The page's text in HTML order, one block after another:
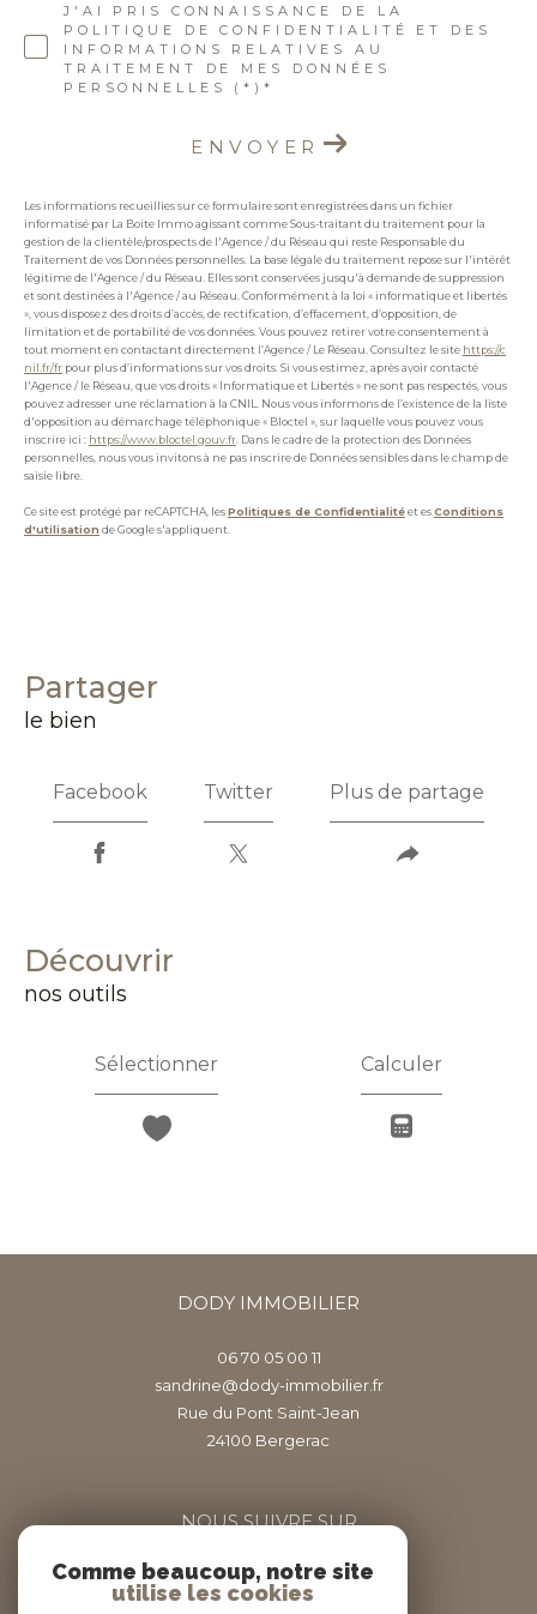
J'AI PRIS CONNAISSANCE DE LA
POLITIQUE DE CONFIDENTIALITÉ ET DES
INFORMATIONS RELATIVES AU
TRAITEMENT DE MES DONNÉES
PERSONNELLES (*)*
ENVOYER
Les informations recueillies sur ce formulaire sont enregistrées dans un fichier
informatisé par La Boite Immo agissant comme Sous-traitant du traitement pour la
gestion de la clientèle/prospects de l'Agence / du Réseau qui reste Responsable du
Traitement de vos Données personnelles. La base légale du traitement repose sur l'intérêt
légitime de l'Agence / du Réseau. Elles sont conservées jusqu'à demande de suppression
et sont destinées à l'Agence / au Réseau. Conformément à la loi « informatique et libertés
», vous disposez des droits d’accès, de rectification, d’effacement, d’opposition, de
limitation et de portabilité de vos données. Vous pouvez retirer votre consentement à
tout moment en contactant directement l’Agence / Le Réseau. Consultez le site https://c
nil.fr/fr pour plus d’informations sur vos droits. Si vous estimez, après avoir contacté
l'Agence / le Réseau, que vos droits « Informatique et Libertés » ne sont pas respectés, vous
pouvez adresser une réclamation à la CNIL. Nous vous informons de l’existence de la liste
d'opposition au démarchage téléphonique « Bloctel », sur laquelle vous pouvez vous
inscrire ici : https://www.bloctel.gouv.fr . Dans le cadre de la protection des Données
personnelles, nous vous invitons à ne pas inscrire de Données sensibles dans le champ de
saisie libre.
Ce site est protégé par reCAPTCHA, lesPolitiques de Confidentialitéet esConditions
d'utilisation de Google s'appliquent.
partager
le bien
Facebook Twitter Plus de partage
découvrir
nos outils
Sélectionner Calculer
DODY IMMOBILIER
06 70 05 00 11
sandrine@dody-immobilier.fr
Rue du Pont Saint-Jean
24100
bergerac
NOUS SUIVRE SUR
Comme beaucoup, notre site
utilise les cookies